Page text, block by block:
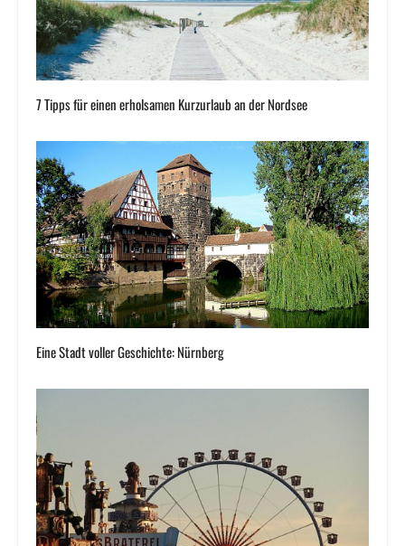
7 Tipps für einen erholsamen Kurzurlaub an der Nordsee
Eine Stadt voller Geschichte: Nürnberg